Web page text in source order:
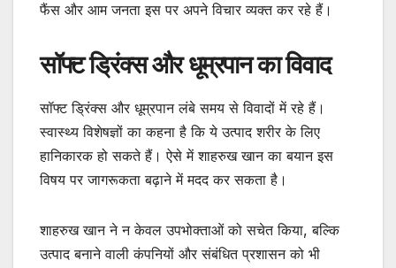
फैंस और आम जनता इस पर अपने विचार व्यक्त कर रहे हैं।
सॉफ्ट ड्रिंक्स और धूम्रपान का विवाद
सॉफ्ट ड्रिंक्स और धूम्रपान लंबे समय से विवादों में रहे हैं।
स्वास्थ्य विशेषज्ञों का कहना है कि ये उत्पाद शरीर के लिए
हानिकारक हो सकते हैं। ऐसे में शाहरुख खान का बयान इस
विषय पर जागरूकता बढ़ाने में मदद कर सकता है।
शाहरुख खान ने न केवल उपभोक्ताओं को सचेत किया, बल्कि
उत्पाद बनाने वाली कंपनियों और संबंधित प्रशासन को भी